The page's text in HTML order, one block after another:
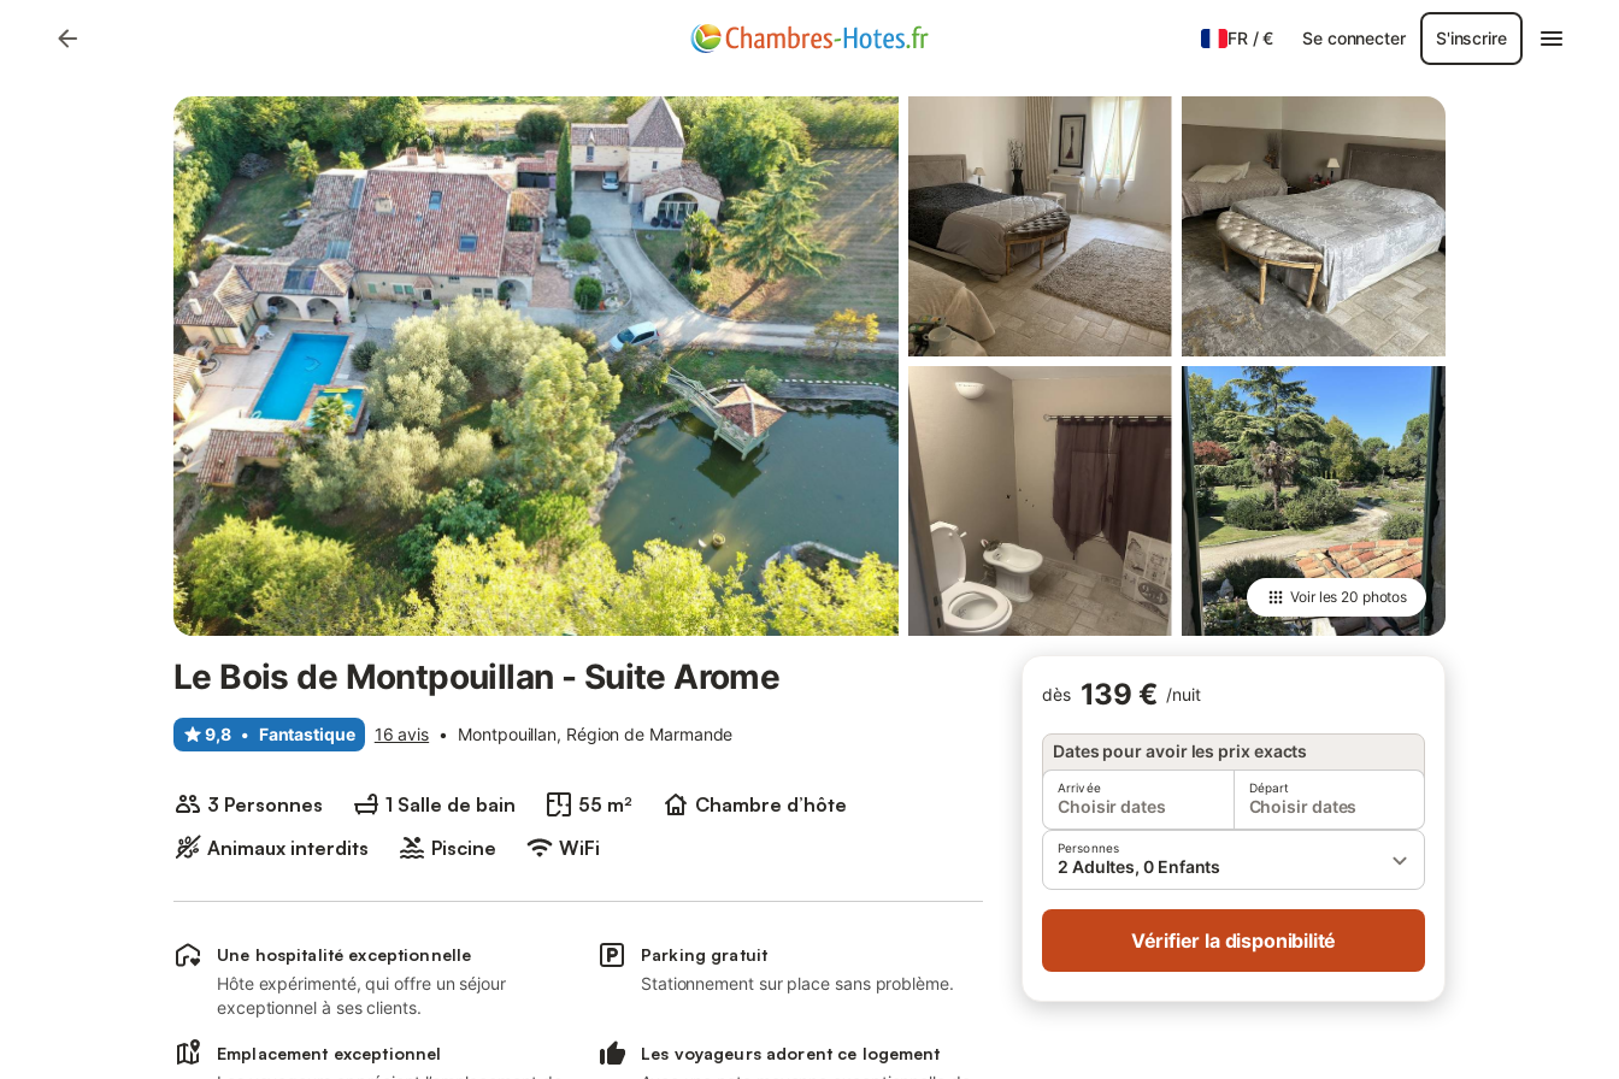
FR/€ Se connecter S'inscrire
Voir les 20 photos
Le Bois de Montpouillan - Suite Arome
9,8 • Fantastique 16 avis • Montpouillan, Région de Marmande
3 Personnes 1 Salle de bain 55 m²
Chambre d’hôte
Animaux interdits
Piscine WiFi
Une hospitalité exceptionnelle
Hôte expérimenté, qui offre un séjour
exceptionnel à ses clients.
Parking gratuit
Stationnement sur place sans problème.
Emplacement exceptionnel
Les voyageurs adorent ce logement
dès 139 € /nuit
Dates pour avoir les prix exacts
Arrivée
Choisir dates
Départ
Choisir dates
Personnes
2 Adultes, 0 Enfants
Vérifier la disponibilité